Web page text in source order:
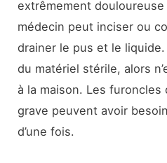
extrêmement
médecin peut inciser ou
drainer le pus et le
du matériel stérile, alors
à la maison. Les
grave peuvent avoir
d’une fois.